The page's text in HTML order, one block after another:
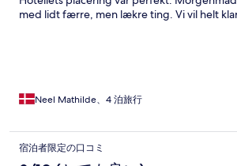
med lidt færre, men lækre ting. Vi vil helt
Neel Mathilde、4 泊旅行
宿泊者限定の口コミ